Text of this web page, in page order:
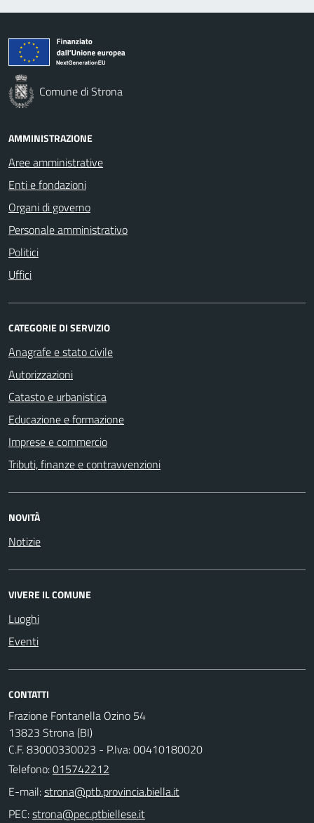
Comune di Strona
AMMINISTRAZIONE
Aree amministrative
Enti e fondazioni
Organi di governo
Personale amministrativo
Politici
Uffici
CATEGORIE DI SERVIZIO
Anagrafe e stato civile
Autorizzazioni
Catasto e urbanistica
Educazione e formazione
Imprese e commercio
Tributi, finanze e contravvenzioni
NOVITÀ
Notizie
VIVERE IL COMUNE
Luoghi
Eventi
CONTATTI
Frazione Fontanella Ozino 54
13823 Strona (BI)
C.F. 83000330023 - P.Iva: 00410180020
Telefono:015742212
E-mail:
PEC: